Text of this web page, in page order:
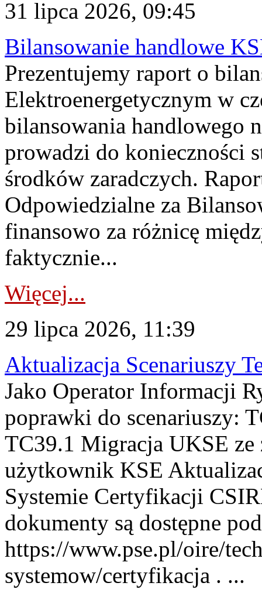
31 lipca 2026, 09:45
Bilansowanie handlowe
Prezentujemy raport o
Elektroenergetycznym w
bilansowania handlowego
prowadzi do konieczności
środków zaradczych.
Odpowiedzialne za
finansowo za różnicę
faktycznie...
Więcej...
29 lipca 2026, 11:39
Aktualizacja Scenariuszy
Jako Operator Informacji
poprawki do scenariuszy:
TC39.1 Migracja UKSE
użytkownik KSE
Systemie Certyfikacji
dokumenty są dostępne
https://www.pse.pl/oire/
systemow/certyfikacja . ...